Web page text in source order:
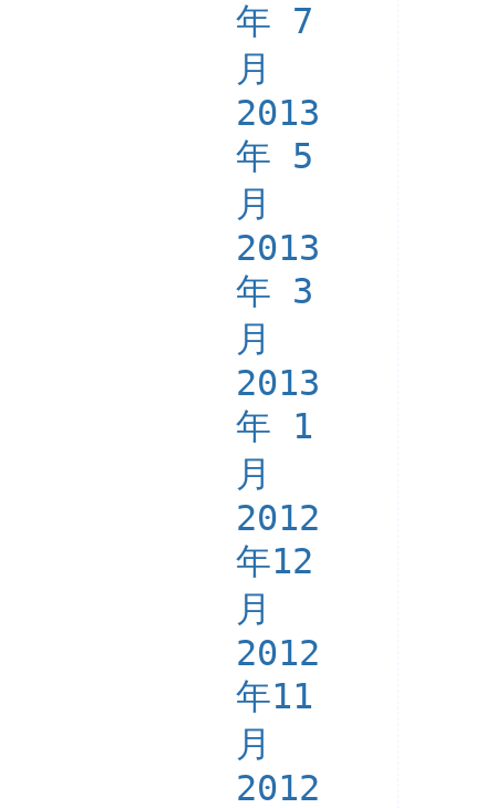
年 7
月
2013
年 5
月
2013
年 3
月
2013
年 1
月
2012
年12
月
2012
年11
月
2012